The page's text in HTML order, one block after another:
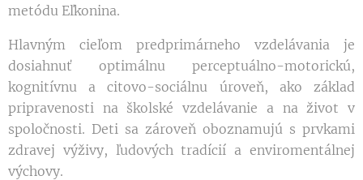
metódu Eľkonina.
Hlavným cieľom predprimárneho vzdelávania je
dosiahnuť optimálnu perceptuálno-motorickú,
kognitívnu a citovo-sociálnu úroveň, ako základ
pripravenosti na školské vzdelávanie a na život v
spoločnosti. Deti sa zároveň oboznamujú s prvkami
zdravej výživy, ľudových tradícií a enviromentálnej
výchovy.